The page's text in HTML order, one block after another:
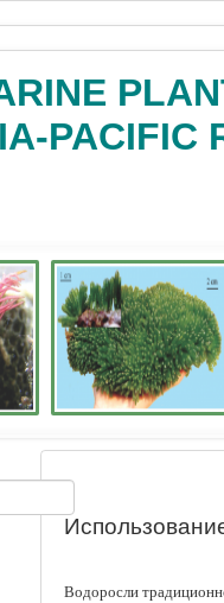
PACIFIC
Водоросли